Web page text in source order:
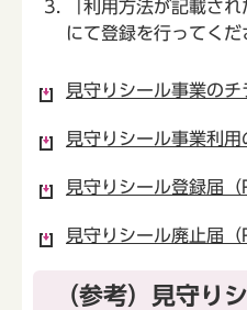
「利用方法が記載さ
にて登録を行ってくだ
見守りシール事業の
見守りシール事業利
見守りシール登録届（
見守りシール廃止届（
（参考）見守り